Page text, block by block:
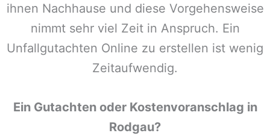
ihnen Nachhause und diese Vorgehensweise
nimmt sehr viel Zeit in Anspruch. Ein
Unfallgutachten Online zu erstellen ist wenig
Zeitaufwendig.
Ein Gutachten oder Kostenvoranschlag in
Rodgau?